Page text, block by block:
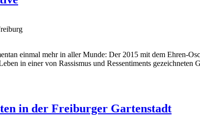
einmal mehr in aller Munde: Der 2015 mit dem Ehren-
in einer von Rassismus und Ressentiments gezeichneten
in der Freiburger Gartenstadt